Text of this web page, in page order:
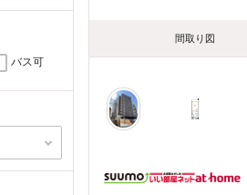
バス可
間取り図